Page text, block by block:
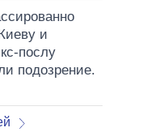
и
послу
подозрение.